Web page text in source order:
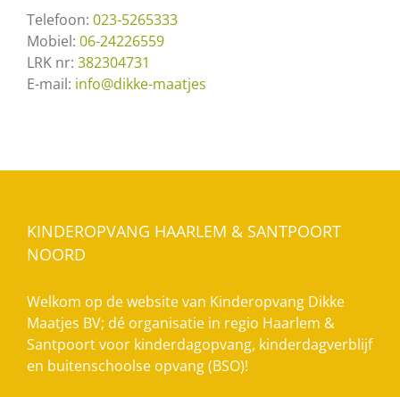
Telefoon: 023-5265333
Mobiel: 06-24226559
LRK nr: 382304731
E-mail: info@dikke-maatjes
KINDEROPVANG HAARLEM & SANTPOORT
NOORD
Welkom op de website van Kinderopvang Dikke
Maatjes BV; dé organisatie in regio Haarlem &
Santpoort voor kinderdagopvang, kinderdagverblijf
en buitenschoolse opvang (BSO)!